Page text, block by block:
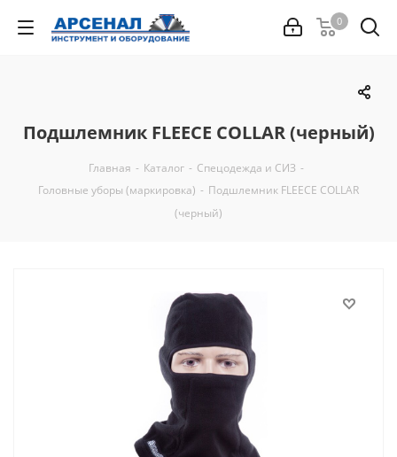
0
Подшлемник FLEECE COLLAR (черный)
Главная - Каталог - Спецодежда и СИЗ -
Головные уборы (маркировка) - Подшлемник FLEECE COLLAR
(черный)